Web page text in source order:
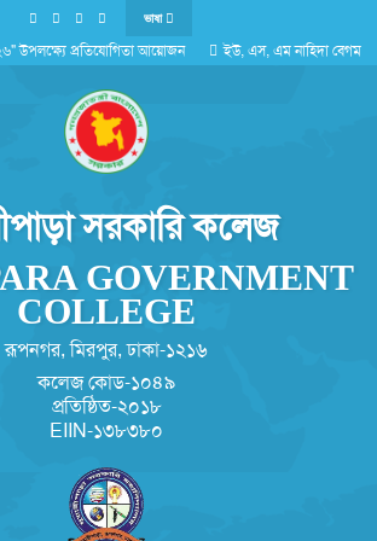
উপলক্ষ্যে প্রতিযোগিতা আয়োজন
ইউ, এস, এম নাহিদা বেগম
ভাষা
সরকারি কলেজ
GOVERNMENT
COLLEGE
রূপনগর, মিরপুর, ঢাকা-১২১৬
কলেজ কোড-১০৪৯
প্রতিষ্ঠিত-২০১৮
EIIN-১৩৮৩৮০